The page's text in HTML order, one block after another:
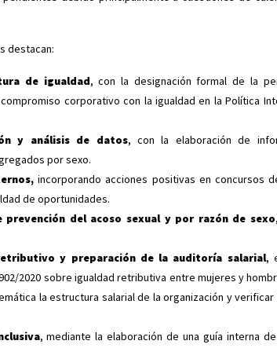
destacan:
de igualdad, con la designación formal de la
corporativo con la igualdad en la Política
y análisis de datos, con la elaboración de
por sexo.
,incorporando acciones positivas en concursos
de oportunidades.
del acoso sexual y por razón de sexo
y preparación de la auditoría salarial,
2020 sobre igualdad retributiva entre mujeres y
la estructura salarial de la organización y verificar
, mediante la elaboración de una guía interna